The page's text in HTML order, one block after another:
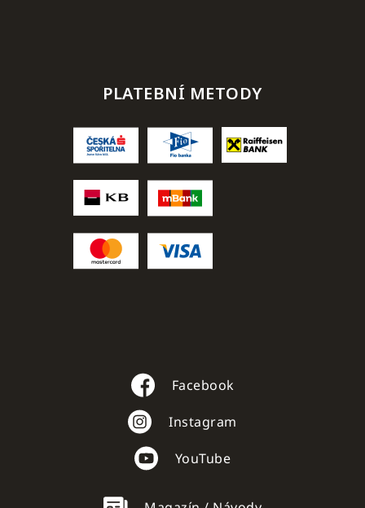
PLATEBNÍ METODY
Facebook
Instagram
YouTube